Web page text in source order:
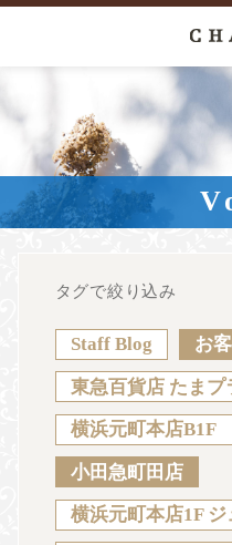
News Blog
Sustainability Voice
タグで絞り込み
Staff Blog お
東急百貨店 たまプ
横浜元町本店B1F
小田急町田店
横浜元町本店1F